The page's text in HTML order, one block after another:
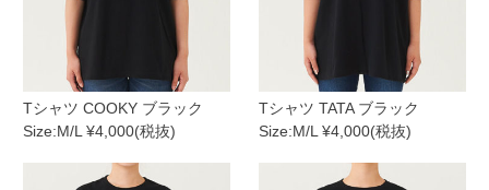
Tシャツ COOKY ブラック
Size:M/L ¥4,000(税抜)
Tシャツ TATA ブラック
Size:M/L ¥4,000(税抜)